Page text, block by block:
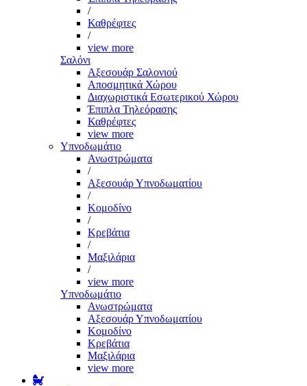
/
Καθρέφτες
/
view more
Σαλόνι
Αξεσουάρ Σαλονιού
Αποσμητικά Χώρου
Διαχωριστικά Εσωτερικού Χώρου
Έπιπλα Τηλεόρασης
Καθρέφτες
view more
Υπνοδωμάτιο
Ανωστρώματα
/
Αξεσουάρ Υπνοδωματίου
/
Κομοδίνο
/
Κρεβάτια
/
Μαξιλάρια
/
view more
Υπνοδωμάτιο
Ανωστρώματα
Αξεσουάρ Υπνοδωματίου
Κομοδίνο
Κρεβάτια
Μαξιλάρια
view more